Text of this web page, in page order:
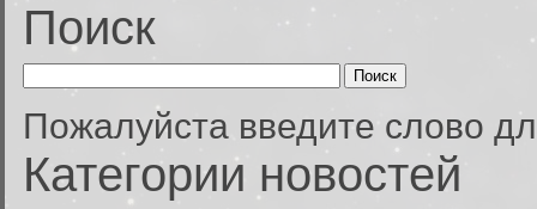
Поиск
Пожалуйста введите слово
Категории новостей